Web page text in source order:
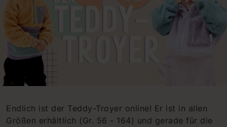
Endlich ist der Teddy-Troyer online! Er ist in allen
Größen erhältlich (Gr. 56 - 164) und gerade für die